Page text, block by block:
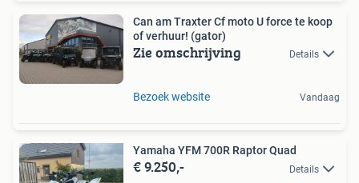
Can am Traxter Cf moto U force te koop
of verhuur! (gator)
Zie omschrijving Details
Bezoek website Vandaag
Yamaha YFM 700R Raptor Quad
€ 9.250,- Details